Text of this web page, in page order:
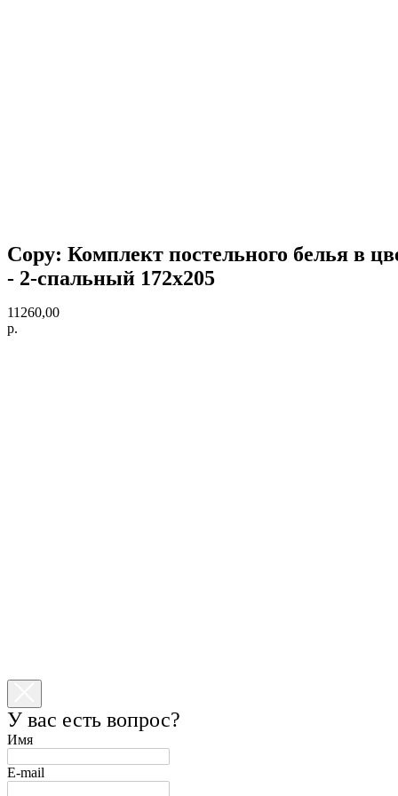
Copy: Комплект постельного белья в
- 2-спальный 172х205
11260,00
р.
У вас есть вопрос?
Имя
E-mail